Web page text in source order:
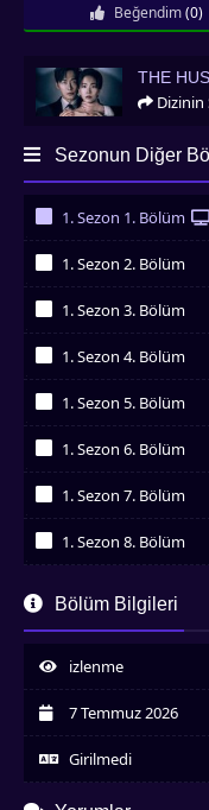
Beğendim (0)
The Husband 2026 Kore
THE
Dizinin
Sezonun Diğer
1. Sezon 1. Bölüm
1. Sezon 2. Bölüm
1. Sezon 3. Bölüm
1. Sezon 4. Bölüm
1. Sezon 5. Bölüm
1. Sezon 6. Bölüm
1. Sezon 7. Bölüm
1. Sezon 8. Bölüm
İzledim
İzledim
1. Sezon 10. Bölüm
Bölüm Bilgileri
izlenme
7 Temmuz 2026
Girilmedi